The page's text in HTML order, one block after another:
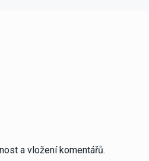
a vložení komentářů.